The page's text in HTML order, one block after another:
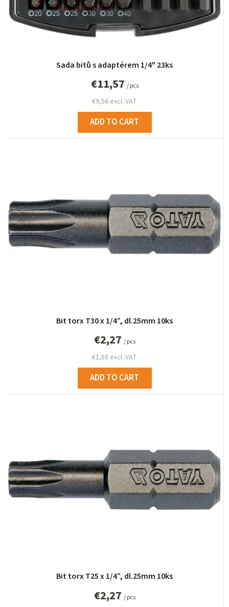
t
Sada bitů s adaptérem 1/4" 23ks
€9,56 excl. VAT
€11,57 / pcs
ADD TO CART
Bit torx T30 x 1/4”, dl.25mm 10ks
€1,88 excl. VAT
€2,27 / pcs
ADD TO CART
Bit torx T25 x 1/4”, dl.25mm 10ks
€2,27 / pcs